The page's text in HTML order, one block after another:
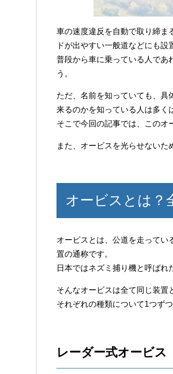
車の速度違反を自動で取り締ま
ドが出やすい一般道などにも設
普段から車に乗っている人であ
う。
ただ、名前を知っていても、具
来るのかを知っている人は多く
そこで今回の記事では、このオ
また、オービスを光らせないた
オービスとは？
オービスとは、公道を走ってい
置の通称です。
日本ではネズミ捕り機と呼ばれ
そんなオービスは全て同じ装置
それぞれの種類について1つず
レーダー式オービス